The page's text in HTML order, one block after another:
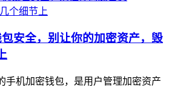
安全，别让你的加密资产，毁
手机加密钱包，是用户管理加密资产